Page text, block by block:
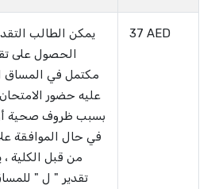
يمكن الطالب
الحصول على
مكتمل في المساق
عليه حضور الامتحان
بسبب ظروف صحية
في حال الموافقة
من قبل الكلية
تقدير " ل "
37 AED